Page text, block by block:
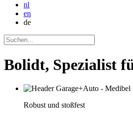
nl
en
de
Bolidt, Spezialist
Robust und stoßfest